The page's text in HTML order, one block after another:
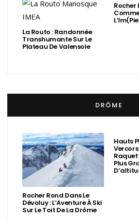
La Routo : Randonnée
Transhumante Sur Le
Plateau De Valensole
Rocher
DRÔME
Rocher Rond Dans Le
Dévoluy : L’Aventure À Ski
Sur Le Toit De La Drôme
Hauts
Vercors
Plus